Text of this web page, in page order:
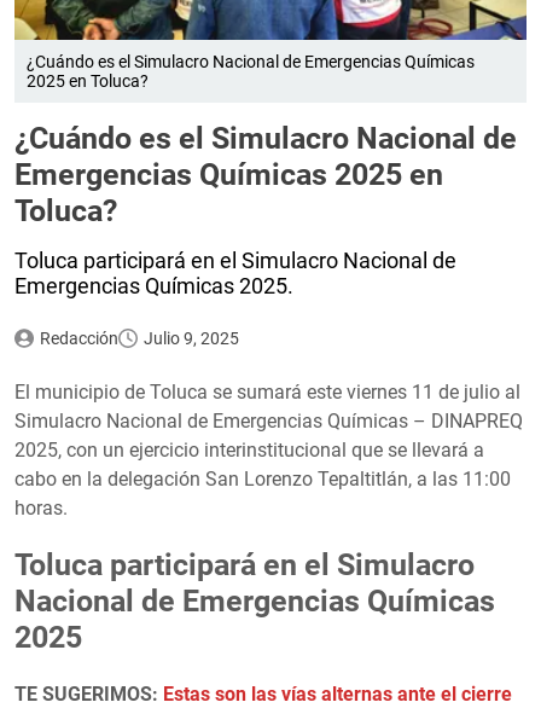
¿Cuándo es el Simulacro Nacional de Emergencias Químicas
2025 en Toluca?
¿Cuándo es el Simulacro Nacional de
Emergencias Químicas 2025 en
Toluca?
Toluca participará en el Simulacro Nacional de
Emergencias Químicas 2025.
Redacción Julio 9, 2025
El municipio de Toluca se sumará este viernes 11 de julio al
Simulacro Nacional de Emergencias Químicas – DINAPREQ
2025, con un ejercicio interinstitucional que se llevará a
cabo en la delegación San Lorenzo Tepaltitlán, a las 11:00
horas.
Toluca participará en el Simulacro
Nacional de Emergencias Químicas
2025
TE SUGERIMOS: Estas son las vías alternas ante el cierre